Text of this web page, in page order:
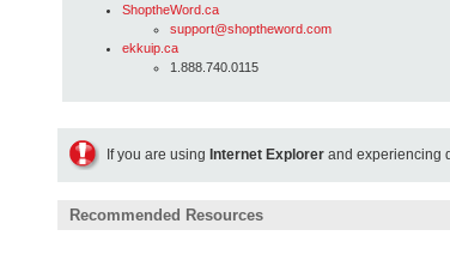
ShoptheWord.ca
support@shoptheword.com
ekkuip.ca
1.888.740.0115
If you are using Internet Explorer and experiencing
Recommended Resources